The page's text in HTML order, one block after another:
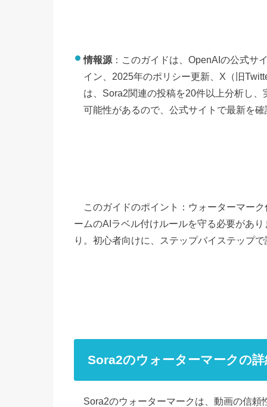
情報源 ：このガイドは、OpenAIの公式サ
イン、2025年のポリシー更新、X（旧
は、Sora2関連の投稿を20件以上分析し
可能性があるので、公式サイトで最新を
このガイドのポイント：ウォーターマー
ームのAIラベル付けルールを守る必要があ
り。初心者向けに、ステップバイステップ
Sora2のウォーターマークの
Sora2のウォーターマークは、動画の信頼